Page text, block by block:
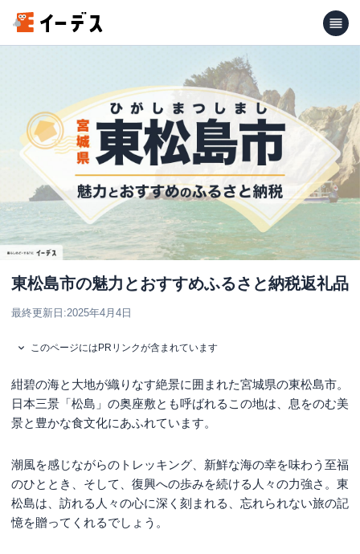
東松島市の魅力とおすすめふるさと納税返礼品
最終更新日:2025年4月4日
このページにはPRリンクが含まれています
紺碧の海と大地が織りなす絶景に囲まれた宮城県の東松島市。
日本三景「松島」の奥座敷とも呼ばれるこの地は、息をのむ美
景と豊かな食文化にあふれています。
潮風を感じながらのトレッキング、新鮮な海の幸を味わう至福
のひととき、そして、復興への歩みを続ける人々の力強さ。東
松島は、訪れる人々の心に深く刻まれる、忘れられない旅の記
憶を贈ってくれるでしょう。